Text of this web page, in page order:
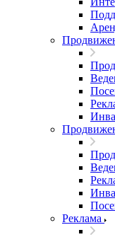
Реклама